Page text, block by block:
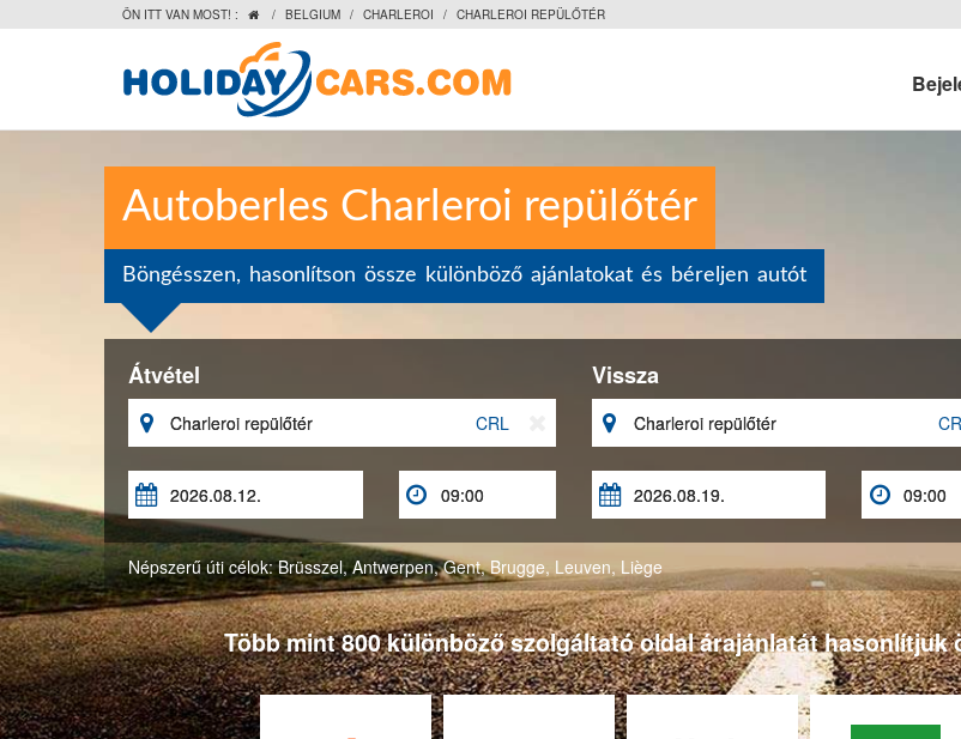
ÖN ITT VAN MOST! :  / BELGIUM / CHARLEROI / CHARLEROI REPÜLŐTÉR
Autoberles Charleroi repülőtér
Böngésszen, hasonlítson össze különböző ajánlatokat és béreljen autót
Átvétel
 CRL
 
Vissza

 
Népszerű úti célok:Brüsszel,Antwerpen,Gent,Brugge, Leuven, Liège
Több mint 800 különböző szolgáltató oldal árajánlatát hasonlítjuk